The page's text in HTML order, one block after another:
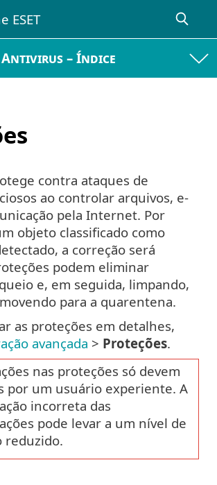
Antivirus – Índice
contra ataques de
ao controlar arquivos, e-
pela Internet. Por
objeto classificado como
a correção será
podem eliminar
e, em seguida, limpando,
para a quarentena.
as proteções em detalhes,
avançada > Proteções.
nas proteções só devem
por um usuário experiente. A
incorreta das
pode levar a um nível de
reduzido.